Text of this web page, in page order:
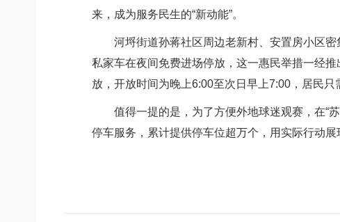
来，成为服务民生的“新动能”。
河埒街道孙蒋社区周边老新村、安置房小区密
私家车在夜间免费进场停放，这一惠民举措一经
放，开放时间为晚上6:00至次日早上7:00，居民只
值得一提的是，为了方便外地球迷观赛，在“苏
停车服务，累计提供停车位超万个，用实际行动展